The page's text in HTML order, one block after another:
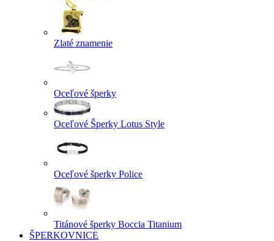
Zlaté znamenie
Oceľové šperky
Oceľové Šperky Lotus Style
Oceľové šperky Police
Titánové šperky Boccia Titanium
ŠPERKOVNICE